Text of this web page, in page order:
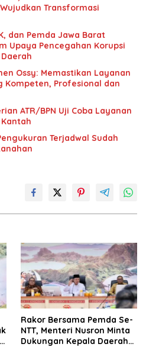
Transformasi
dan Pemda Jawa Barat
Upaya Pencegahan Korupsi
Ossy: Memastikan Layanan
Kompeten, Profesional dan
ATR/BPN Uji Coba Layanan
Kantah
Terjadwal Sudah
Rakor Bersama Pemda Se-
NTT, Menteri Nusron Minta
Dukungan Kepala Daerah